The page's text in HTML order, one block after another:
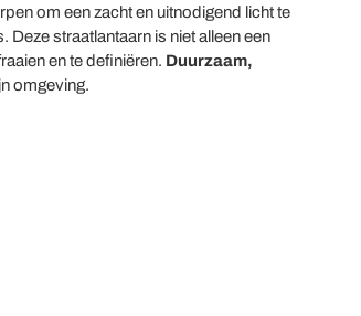
om een zacht en uitnodigend licht te
straatlantaarn is niet alleen een
en te definiëren. Duurzaam,
omgeving.